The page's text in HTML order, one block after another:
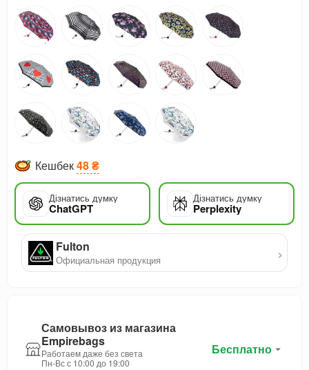
Кешбек48 ₴
Дізнатись думку
ChatGPT
Дізнатись думку
Perplexity
Fulton
Официальная продукция ›
Самовывоз из магазина
Empirebags
Работаем даже без света
Пн-Вс с 10:00 до 19:00
Бесплатно